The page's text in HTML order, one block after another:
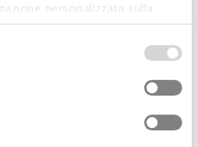
personalizzata sulla
Selezionando
scegliere quali cookies ed
autorizzare. Per maggiori
in qualsiasi momento le
nostra
to slide the foot in swiftly